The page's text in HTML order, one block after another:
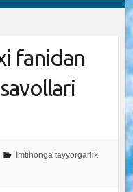
fanidan
Imtihonga tayyorgarlik